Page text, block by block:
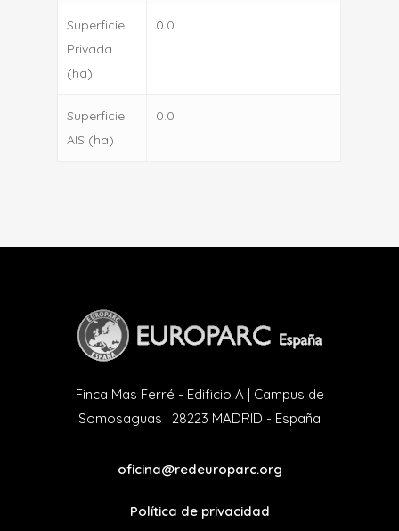
Superficie
Privada
(ha)
0.0
Superficie
AIS (ha)
0.0
Finca Mas Ferré - Edificio A | Campus de
Somosaguas | 28223 MADRID - España
oficina@redeuroparc.org
Política de privacidad